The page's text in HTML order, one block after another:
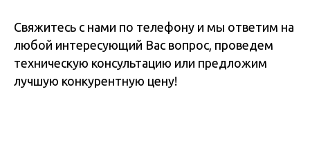
Свяжитесь с нами по телефону и мы ответим на
любой интересующий Вас вопрос, проведем
техническую консультацию или предложим
лучшую конкурентную цену!